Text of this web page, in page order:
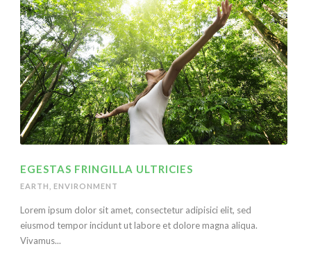
EGESTAS FRINGILLA ULTRICIES
EARTH ENVIRONMENT
Lorem ipsum dolor sit amet, consectetur adipisici elit, sed
eiusmod tempor incidunt ut labore et dolore magna aliqua.
Vivamus...